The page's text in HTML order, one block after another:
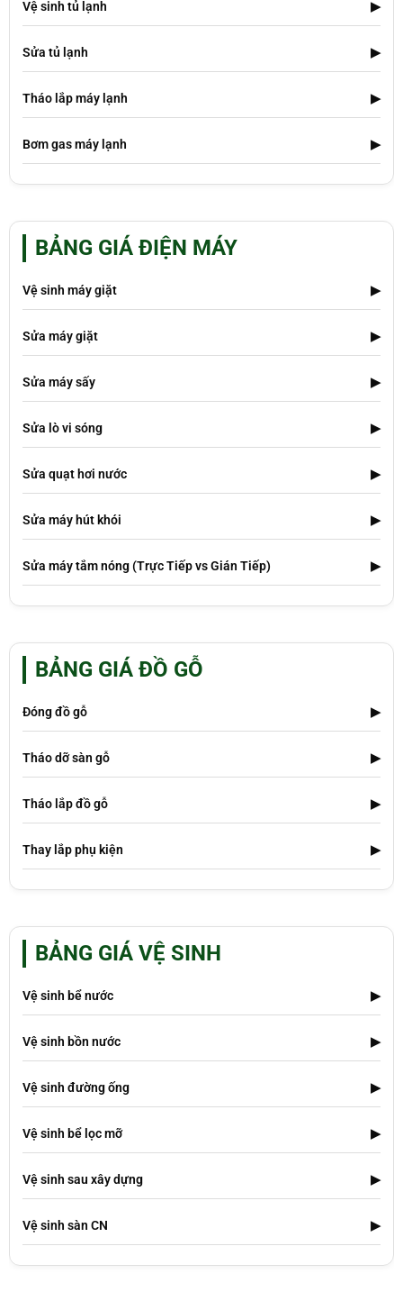
Vệ sinh tủ lạnh ▶
Sửa tủ lạnh ▶
Tháo lắp máy lạnh ▶
Bơm gas máy lạnh ▶
BẢNG GIÁ ĐIỆN MÁY
Vệ sinh máy giặt ▶
Sửa máy giặt ▶
Sửa máy sấy ▶
Sửa lò vi sóng ▶
Sửa quạt hơi nước ▶
Sửa máy hút khói ▶
Sửa máy tắm nóng (Trực Tiếp vs Gián Tiếp) ▶
BẢNG GIÁ ĐỒ GỖ
Đóng đồ gỗ ▶
Tháo dỡ sàn gỗ ▶
Tháo lắp đồ gỗ ▶
Thay lắp phụ kiện ▶
BẢNG GIÁ VỆ SINH
Vệ sinh bể nước ▶
Vệ sinh bồn nước ▶
Vệ sinh đường ống ▶
Vệ sinh bể lọc mỡ ▶
Vệ sinh sau xây dựng ▶
Vệ sinh sàn CN ▶